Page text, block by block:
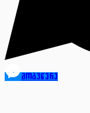
მოგვწერე